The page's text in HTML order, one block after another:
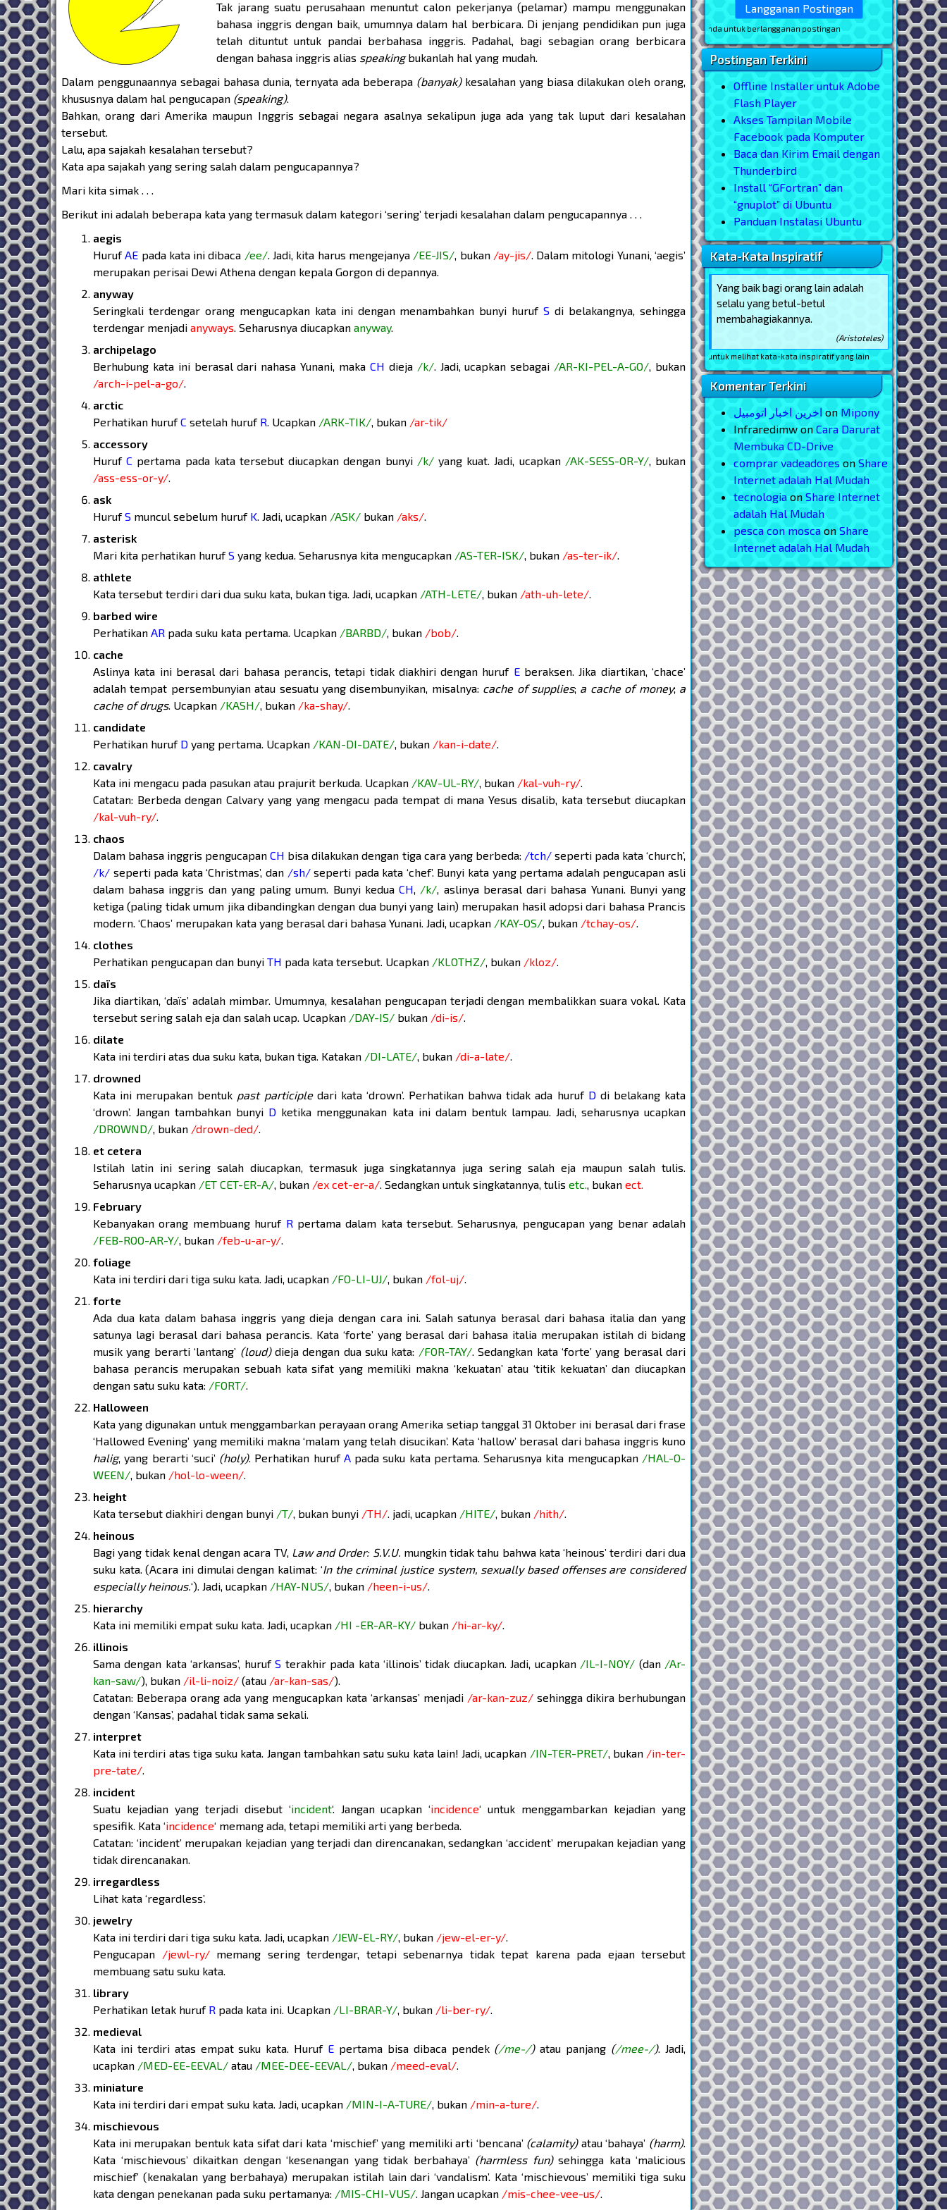
Tak jarang suatu perusahaan menuntut calon pekerjanya (pelamar) mampu menggunakan
bahasa inggris dengan baik, umumnya dalam hal berbicara. Di jenjang pendidikan pun juga
telah dituntut untuk pandai berbahasa inggris. Padahal, bagi sebagian orang berbicara
dengan bahasa inggris alias speakingbukanlah hal yang mudah.
Dalam penggunaannya sebagai bahasa dunia, ternyata ada beberapa (banyak)kesalahan yang biasa dilakukan oleh orang,
khususnya dalam hal pengucapan (speaking).
Bahkan, orang dari Amerika maupun Inggris sebagai negara asalnya sekalipun juga ada yang tak luput dari kesalahan
tersebut.
Lalu, apa sajakah kesalahan tersebut?
Kata apa sajakah yang sering salah dalam pengucapannya?
Mari kita simak . . .
Berikut ini adalah beberapa kata yang termasuk dalam kategori ‘sering’ terjadi kesalahan dalam pengucapannya . . .
aegis
HurufAE pada kata ini dibaca /ee/. Jadi, kita harus mengejanya /EE-JIS/, bukan /ay-jis/. Dalam mitologi Yunani, ‘aegis’
merupakan perisai Dewi Athena dengan kepala Gorgon di depannya.
anyway
Seringkali terdengar orang mengucapkan kata ini dengan menambahkan bunyi hurufS di belakangnya, sehingga
terdengar menjadi anyways. Seharusnya diucapkan anyway.
archipelago
Berhubung kata ini berasal dari nahasa Yunani, maka CH dieja /k/. Jadi, ucapkan sebagai /AR-KI-PEL-A-GO/, bukan
/arch-i-pel-a-go/.
arctic
Perhatikan hurufC setelah huruf R. Ucapkan /ARK-TIK/, bukan /ar-tik/
accessory
HurufC pertama pada kata tersebut diucapkan dengan bunyi /k/yang kuat. Jadi, ucapkan /AK-SESS-OR-Y/, bukan
/ass-ess-or-y/.
ask
HurufS muncul sebelum huruf K. Jadi, ucapkan /ASK/ bukan /aks/.
asterisk
Mari kita perhatikan hurufS yang kedua. Seharusnya kita mengucapkan /AS-TER-ISK/, bukan /as-ter-ik/.
athlete
Kata tersebut terdiri dari dua suku kata, bukan tiga. Jadi, ucapkan /ATH-LETE/, bukan /ath-uh-lete/.
barbed wire
Perhatikan AR pada suku kata pertama. Ucapkan /BARBD/, bukan /bob/.
cache
Aslinya kata ini berasal dari bahasa perancis, tetapi tidak diakhiri dengan huruf Eberaksen. Jika diartikan, ‘chace’
adalah tempat persembunyian atau sesuatu yang disembunyikan, misalnya: cache of supplies; a cache of money; a
cache of drugs. Ucapkan /KASH/, bukan /ka-shay/.
candidate
Perhatikan huruf D yang pertama. Ucapkan /KAN-DI-DATE/, bukan /kan-i-date/.
cavalry
Kata ini mengacu pada pasukan atau prajurit berkuda. Ucapkan /KAV-UL-RY/, bukan /kal-vuh-ry/.
Catatan: Berbeda dengan Calvary yang yang mengacu pada tempat di mana Yesus disalib, kata tersebut diucapkan
/kal-vuh-ry/.
chaos
Dalam bahasa inggris pengucapanCH bisa dilakukan dengan tiga cara yang berbeda: /tch/seperti pada kata ‘church’,
/k/ seperti pada kata ‘Christmas’, dan /sh/seperti pada kata ‘chef’. Bunyi kata yang pertama adalah pengucapan asli
dalam bahasa inggris dan yang paling umum. Bunyi keduaCH, /k/, aslinya berasal dari bahasa Yunani. Bunyi yang
ketiga (paling tidak umum jika dibandingkan dengan dua bunyi yang lain) merupakan hasil adopsi dari bahasa Prancis
modern. ‘Chaos’ merupakan kata yang berasal dari bahasa Yunani. Jadi, ucapkan /KAY-OS/, bukan /tchay-os/.
clothes
Perhatikan pengucapan dan bunyi TH pada kata tersebut. Ucapkan /KLOTHZ/, bukan /kloz/.
daïs
Jika diartikan, ‘daïs’ adalah mimbar. Umumnya, kesalahan pengucapan terjadi dengan membalikkan suara vokal. Kata
tersebut sering salah eja dan salah ucap. Ucapkan /DAY-IS/ bukan /di-is/.
dilate
Kata ini terdiri atas dua suku kata, bukan tiga. Katakan /DI-LATE/, bukan /di-a-late/.
drowned
Kata ini merupakan bentuk past participledari kata ‘drown’. Perhatikan bahwa tidak ada huruf Ddi belakang kata
‘drown’. Jangan tambahkan bunyi D ketika menggunakan kata ini dalam bentuk lampau. Jadi, seharusnya ucapkan
/DROWND/, bukan /drown-ded/.
et cetera
Istilah latin ini sering salah diucapkan, termasuk juga singkatannya juga sering salah eja maupun salah tulis.
Seharusnya ucapkan /ET CET-ER-A/, bukan /ex cet-er-a/. Sedangkan untuk singkatannya, tulis etc., bukan ect.
February
Kebanyakan orang membuang huruf R pertama dalam kata tersebut. Seharusnya, pengucapan yang benar adalah
/FEB-ROO-AR-Y/, bukan /feb-u-ar-y/.
foliage
Kata ini terdiri dari tiga suku kata. Jadi, ucapkan /FO-LI-UJ/, bukan /fol-uj/.
forte
Ada dua kata dalam bahasa inggris yang dieja dengan cara ini. Salah satunya berasal dari bahasa italia dan yang
satunya lagi berasal dari bahasa perancis. Kata ‘forte’ yang berasal dari bahasa italia merupakan istilah di bidang
musik yang berarti ‘lantang’ (loud)dieja dengan dua suku kata: /FOR-TAY/. Sedangkan kata ‘forte’ yang berasal dari
bahasa perancis merupakan sebuah kata sifat yang memiliki makna ‘kekuatan’ atau ‘titik kekuatan’ dan diucapkan
dengan satu suku kata: /FORT/.
Halloween
Kata yang digunakan untuk menggambarkan perayaan orang Amerika setiap tanggal 31 Oktober ini berasal dari frase
‘Hallowed Evening’ yang memiliki makna ‘malam yang telah disucikan’. Kata ‘hallow’ berasal dari bahasa inggris kuno
halig, yang berarti ‘suci’ (holy). Perhatikan huruf Apada suku kata pertama. Seharusnya kita mengucapkan /HAL-O-
WEEN/, bukan /hol-lo-ween/.
height
Kata tersebut diakhiri dengan bunyi /T/, bukan bunyi /TH/. jadi, ucapkan /HITE/, bukan /hith/.
heinous
Bagi yang tidak kenal dengan acara TV, Law and Order: S.V.U. mungkin tidak tahu bahwa kata ‘heinous’ terdiri dari dua
suku kata. (Acara ini dimulai dengan kalimat: ‘In the criminal justice system, sexually based offenses are considered
especially heinous.‘). Jadi, ucapkan /HAY-NUS/, bukan /heen-i-us/.
hierarchy
Kata ini memiliki empat suku kata. Jadi, ucapkan /HI -ER-AR-KY/ bukan /hi-ar-ky/.
illinois
Sama dengan kata ‘arkansas’, hurufS terakhir pada kata ‘illinois’ tidak diucapkan. Jadi, ucapkan /IL-I-NOY/ (dan /Ar-
kan-saw/), bukan /il-li-noiz/ (atau /ar-kan-sas/).
Catatan: Beberapa orang ada yang mengucapkan kata ‘arkansas’ menjadi /ar-kan-zuz/ sehingga dikira berhubungan
dengan ‘Kansas’, padahal tidak sama sekali.
interpret
Kata ini terdiri atas tiga suku kata. Jangan tambahkan satu suku kata lain! Jadi, ucapkan /IN-TER-PRET/, bukan /in-ter-
pre-tate/.
incident
Suatu kejadian yang terjadi disebut ‘incident‘. Jangan ucapkan ‘incidence‘ untuk menggambarkan kejadian yang
spesifik. Kata ‘incidence‘ memang ada, tetapi memiliki arti yang berbeda.
Catatan: ‘incident’ merupakan kejadian yang terjadi dan direncanakan, sedangkan ‘accident’ merupakan kejadian yang
tidak direncanakan.
irregardless
Lihat kata ‘regardless’.
jewelry
Kata ini terdiri dari tiga suku kata. Jadi, ucapkan /JEW-EL-RY/, bukan /jew-el-er-y/.
Pengucapan /jewl-ry/memang sering terdengar, tetapi sebenarnya tidak tepat karena pada ejaan tersebut
membuang satu suku kata.
library
Perhatikan letak huruf R pada kata ini. Ucapkan /LI-BRAR-Y/, bukan /li-ber-ry/.
medieval
Kata ini terdiri atas empat suku kata. Huruf E pertama bisa dibaca pendek (/me-/)atau panjang (/mee-/). Jadi,
ucapkan /MED-EE-EEVAL/ atau /MEE-DEE-EEVAL/, bukan /meed-eval/.
miniature
Kata ini terdiri dari empat suku kata. Jadi, ucapkan /MIN-I-A-TURE/, bukan /min-a-ture/.
mischievous
Kata ini merupakan bentuk kata sifat dari kata ‘mischief’ yang memiliki arti ‘bencana’ (calamity)atau ‘bahaya’ (harm).
Kata ‘mischievous’ dikaitkan dengan ‘kesenangan yang tidak berbahaya’ (harmless fun)sehingga kata ‘malicious
mischief’ (kenakalan yang berbahaya) merupakan istilah lain dari ‘vandalism’. Kata ‘mischievous’ memiliki tiga suku
kata dengan penekanan pada suku pertamanya: /MIS-CHI-VUS/. Jangan ucapkan /mis-chee-vee-us/.
* masukkan email Anda untuk berlangganan postingan
Postingan Terkini
Offline Installer untuk Adobe
Flash Player
Akses Tampilan Mobile
Facebook pada Komputer
Baca dan Kirim Email dengan
Thunderbird
Install “GFortran” dan
“gnuplot” di Ubuntu
Panduan Instalasi Ubuntu
Kata-Kata Inspiratif
Yang baik bagi orang lain adalah
selalu yang betul-betul
membahagiakannya.
(Aristoteles)
halaman ini, untuk melihat kata-kata inspiratif yang lain
Komentar Terkini
اخرین اخبار اتومبیل on Mipony
Infraredimw on Cara Darurat
Membuka CD-Drive
comprar vadeadores on Share
Internet adalah Hal Mudah
tecnologia on Share Internet
adalah Hal Mudah
pesca con mosca on Share
Internet adalah Hal Mudah